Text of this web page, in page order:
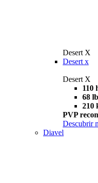
Desert X
Desert x
Desert X
110
68
210
PVP
Descubrir
Diavel